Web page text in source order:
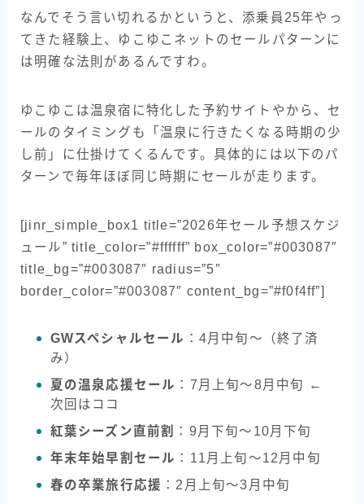
なんでそう言い切れるかというと、添乗員25年やっ
てきた経験上、ゆこゆこネットのセールパターンに
は明確な法則があるんですわ。
ゆこゆこは温泉宿に特化した予約サイトやから、セ
ールのタイミングも「温泉に行きたくなる時期の少
し前」に仕掛けてくるんです。具体的には以下のパ
ターンで毎年ほぼ同じ時期にセールが走ります。
[jinr_simple_box1 title=”2026年セール予想スケジ
ュール” title_color=”#ffffff” box_color=”#003087″
title_bg=”#003087″ radius=”5″
border_color=”#003087″ content_bg=”#f0f4ff”]
GWスペシャルセール ：4月中旬〜（終了済
み）
夏の温泉応援セール ：7月上旬〜8月中旬 ←
次回はココ
紅葉シーズン直前割
：9月下旬〜10月下旬
年末年始早割セール ：11月上旬〜12月中旬
春の卒業旅行応援 ：2月上旬〜3月中旬